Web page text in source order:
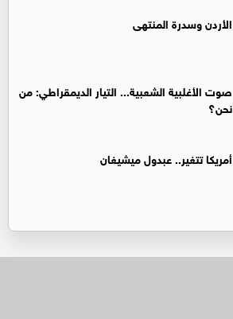
الأردن وسدرة المنتهى
صوت الأغلبية الشعبية... التيار الديمقراطي: من
نحن؟
أمريكا تتغير.. عبدول ميشيغان